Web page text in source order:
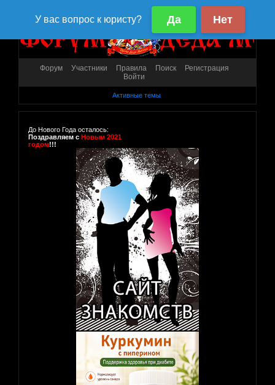
Форум Участники Правила Поиск
Регистрация
Войти
Активные темы
До Нового Года осталось:
Поздравляем с Новым 2021
годом!!!